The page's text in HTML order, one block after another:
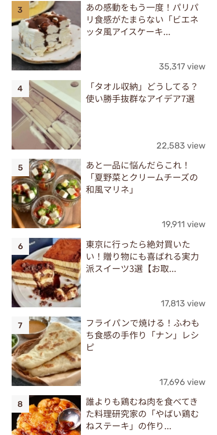
あの感動をもう一度！パリパ
リ食感がたまらない「ビエネ
ッタ風アイスケーキ...
35,317 view
「タオル収納」どうしてる？
使い勝手抜群なアイデア7選
22,583 view
あと一品に悩んだらこれ！
「夏野菜とクリームチーズの
和風マリネ」
19,911 view
東京に行ったら絶対買いた
い！贈り物にも喜ばれる実力
派スイーツ3選【お取...
17,813 view
フライパンで焼ける！ふわも
ち食感の手作り「ナン」レシ
ピ
17,696 view
誰よりも鶏むね肉を食べてき
た料理研究家の「やばい鶏む
ねステーキ」の作り...